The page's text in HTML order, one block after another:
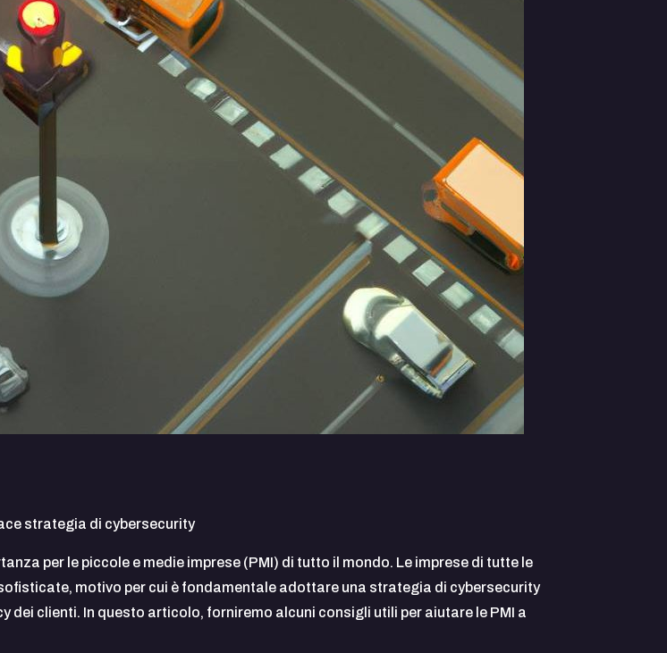
strategia di cybersecurity
per le piccole e medie imprese (PMI) di tutto il mondo. Le imprese di tutte le
motivo per cui è fondamentale adottare una strategia di cybersecurity
dei clienti. In questo articolo, forniremo alcuni consigli utili per aiutare le PMI a